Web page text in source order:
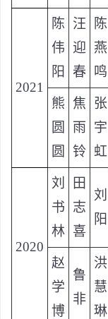
2021
陈
伟
阳
汪
迎
春
陈
燕
鸣
熊
圆
圆
焦
雨
铃
张
宇
虹
2020
刘
书
林
田
志
喜
刘
阳
赵
学
博
鲁
非
洪
慧
琳